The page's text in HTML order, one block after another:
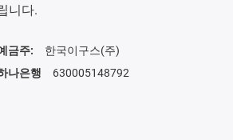
니다.
금주: 한국이구스(주)
나은행 630005148792